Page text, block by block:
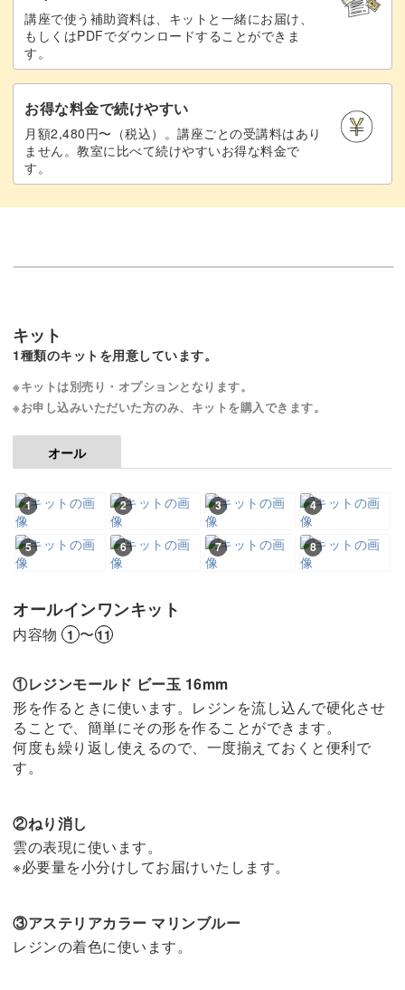
講座で使う補助資料は、キットと一緒にお届け、
もしくはPDFでダウンロードすることができま
す。
お得な料金で続けやすい
月額2,480円〜（税込）。講座ごとの受講料はあり
ません。教室に比べて続けやすいお得な料金で
す。
キット
1種類のキットを用意しています。
※キットは別売り・オプションとなります。
※お申し込みいただいた方のみ、キットを購入できます。
オール
1 2 3 4
5 6 7 8
オールインワンキット
内容物 1 〜11
①レジンモールド ビー玉 16mm
形を作るときに使います。レジンを流し込んで硬化させ
ることで、簡単にその形を作ることができます。
何度も繰り返し使えるので、一度揃えておくと便利で
す。
②ねり消し
雲の表現に使います。
※必要量を小分けしてお届けいたします。
③アステリアカラー マリンブルー
レジンの着色に使います。